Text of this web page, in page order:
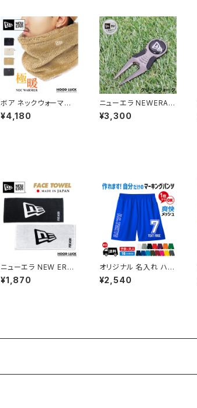
ボア ネックウォーマー
極暖 ニューエラ メンズ
レディース 通勤 通学
¥4,180
ニューエラ NEWERA
ゴルフ GOLF グリーン
フォーク グリーン 芝生
¥3,300
ニューエラ NEW ERA
ロゴ タオル 国産 今治
産 ダンス 海水浴 プー
¥1,870
オリジナル 名入れ ハー
フパンツ 1枚から簡単オ
ーダーメイド プリント
吸汗 速乾 爽快
¥2,540